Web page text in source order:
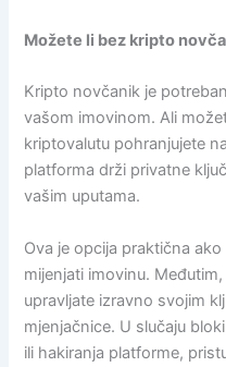
Možete li bez kripto
Kripto novčanik je
vašom imovinom. Ali
kriptovalutu pohranjujete
platforma drži privatne
vašim uputama.
Ova je opcija praktična
mijenjati imovinu.
upravljate izravno svojim
mjenjačnice. U slučaju
ili hakiranja platforme,